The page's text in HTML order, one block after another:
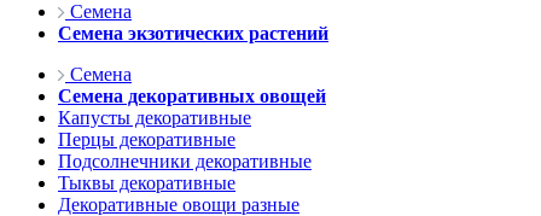
Семена
Семена экзотических растений
Семена
Семена декоративных овощей
Капусты декоративные
Перцы декоративные
Подсолнечники декоративные
Тыквы декоративные
Декоративные овощи разные